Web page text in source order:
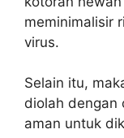
meminimalisir
virus.
Selain itu,
diolah dengan
aman untuk